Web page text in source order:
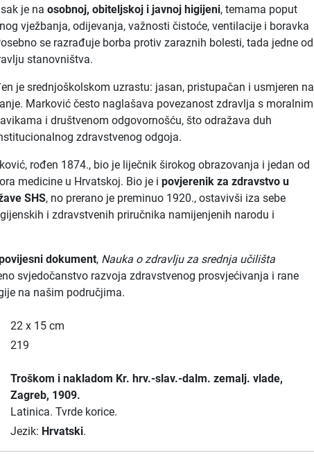
je naosobnoj, obiteljskoj i javnoj higijeni, temama poput
vježbanja, odijevanja, važnosti čistoće, ventilacije i boravka
se razrađuje borba protiv zaraznih bolesti, tada jedne od
stanovništva.
je srednjoškolskom uzrastu: jasan, pristupačan i usmjeren na
Marković često naglašava povezanost zdravlja s moralnim
i društvenom odgovornošću, što odražava duh
zdravstvenog odgoja.
rođen 1874., bio je liječnik širokog obrazovanja i jedan od
medicine u Hrvatskoj. Bio je ipovjerenik za zdravstvo u
SHS, no prerano je preminuo 1920., ostavivši iza sebe
i zdravstvenih priručnika namijenjenih narodu i
dokument, Nauka o zdravlju za srednja učilišta
svjedočanstvo razvoja zdravstvenog prosvjećivanja i rane
na našim područjima.
22 x 15 cm
219
Troškom i nakladom Kr. hrv.-slav.-dalm. zemalj. vlade,
Zagreb, 1909.
Latinica. Tvrde korice.
Jezik: Hrvatski.